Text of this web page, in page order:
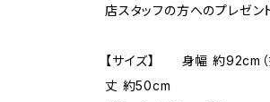
店スタッフの方へのプレゼ
【サイズ】 身幅 約92cm（
丈 約50cm